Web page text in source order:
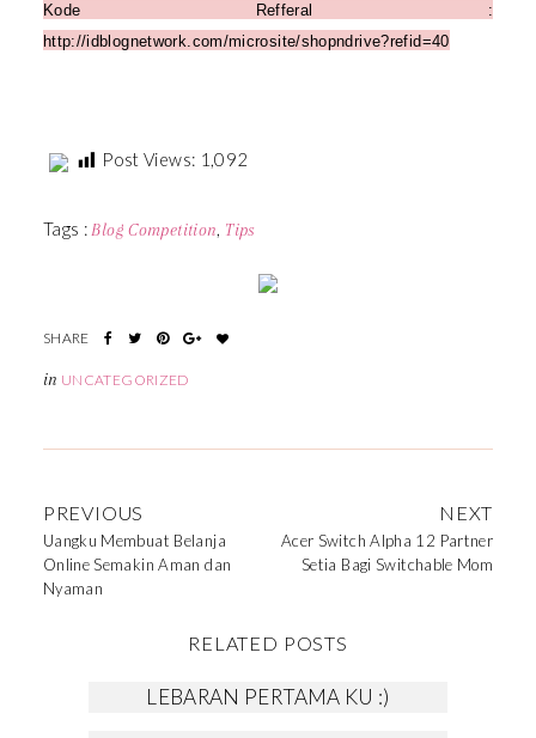
Kode Refferal :
http://idblognetwork.com/microsite/shopndrive?refid=40
Post Views: 1,092
Tags : Blog Competition, Tips
in UNCATEGORIZED
PREVIOUS
Uangku Membuat Belanja
Online Semakin Aman dan
Nyaman
NEXT
Acer Switch Alpha 12 Partner
Setia Bagi Switchable Mom
RELATED POSTS
LEBARAN PERTAMA KU :)